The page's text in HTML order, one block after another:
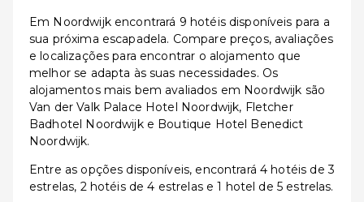
Em Noordwijk encontrará 9 hotéis disponíveis para a
sua próxima escapadela. Compare preços, avaliações
e localizações para encontrar o alojamento que
melhor se adapta às suas necessidades. Os
alojamentos mais bem avaliados em Noordwijk são
Van der Valk Palace Hotel Noordwijk, Fletcher
Badhotel Noordwijk e Boutique Hotel Benedict
Noordwijk.
Entre as opções disponíveis, encontrará 4 hotéis de 3
estrelas, 2 hotéis de 4 estrelas e 1 hotel de 5 estrelas.